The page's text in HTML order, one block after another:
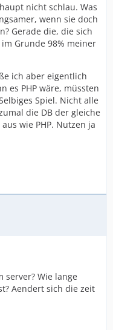
nicht schlau. Was
wenn sie doch
Gerade die, die sich
Grunde 98% meiner
ich aber eigentlich
es PHP wäre, müssten
Spiel. Nicht alle
die DB der gleiche
wie PHP. Nutzen ja
Wie lange
Aendert sich die zeit